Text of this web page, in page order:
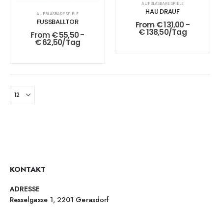
AUFBLASBARE SPIELE
FUSSBALLTOR
From€55,50-
€62,50/Tag
AUFBLASBARE SPIELE
HAU DRAUF
From€131,00-
€138,50/Tag
KONTAKT
ADRESSE
Resselgasse 1, 2201 Gerasdorf